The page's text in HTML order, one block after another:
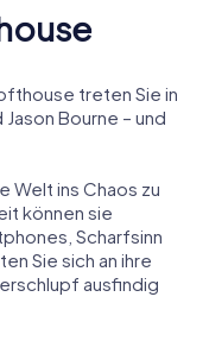
treten Sie in
Bourne – und
Welt ins Chaos zu
können sie
Scharfsinn
Sie sich an ihre
ausfindig